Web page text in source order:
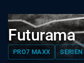
Futurama
PRO7 MAXX SERIEN